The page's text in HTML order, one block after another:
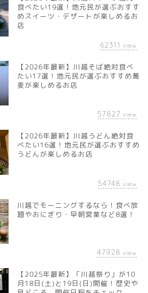
食べたい19選！地元民が選ぶおすす
めスイーツ・デザートが楽しめるお
店
62311 view
【2026年最新】川越そば絶対食べ
たい17選！地元民が選ぶおすすめ蕎
麦が楽しめるお店
57827 view
【2026年最新】川越うどん絶対食
べたい16選！地元民が選ぶおすすめ
うどんが楽しめるお店
54748 view
川越でモーニングするなら！食べ放
題やおにぎり・早朝営業など8選！
47928 view
【2025年最新】「川越祭り」が10
月18日(土)と19日(日)開催！歴史や